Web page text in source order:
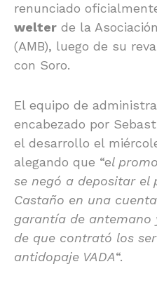
renunciado
welter de la
(AMB), luego de su
con Soro.
El equipo de
encabezado por
el desarrollo el
alegando que “el
se negó a depositar el
Castaño en una
garantía de antemano
de que contrató los
antidopaje VADA“.